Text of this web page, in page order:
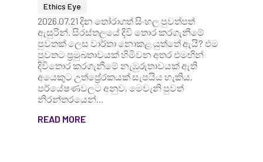
Ethics Eye
2026.07.21 දින තෝරාගත් සිංහල පුවත්පත්
ඇසුරින්. සිරස්තලයේ දිවි තොර කරගැනීමේ
පුවතක් ලෙස වාර්තා නොකළ යුත්තේ ඇයි? එම
පුවතට ප්‍රමුඛතාවයක් හිමිවන අතර එමඟින්
දිවිතොර කරගැනීමේ නැඹුරුතාවයක් ඇති
අයෙකුට උත්ප්‍රේරකයක් සැපයිය හැකිය.
පර්යේෂණවලට අනුව, මෙවැනි පුවත්
නිරන්තරයෙන්...
READ MORE